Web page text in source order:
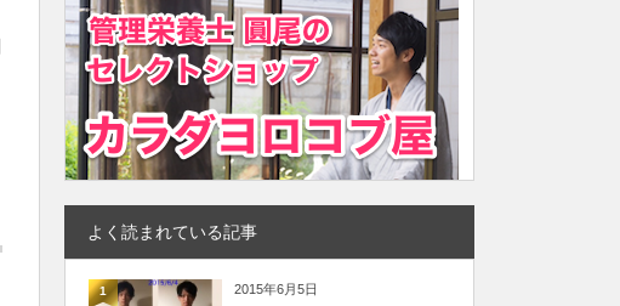
よく読まれている記事
1 2015年6月5日